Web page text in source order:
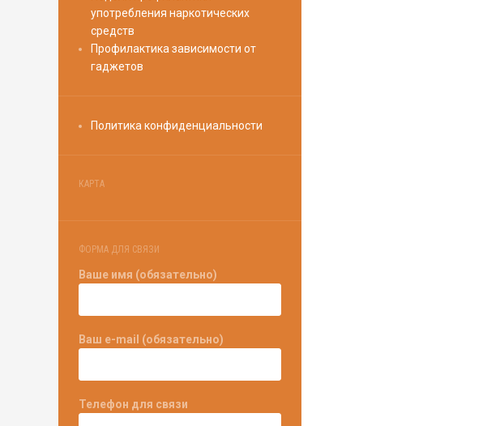
употребления наркотических
средств
Профилактика зависимости от
гаджетов
Политика конфиденциальности
КАРТА
ФОРМА ДЛЯ СВЯЗИ
Ваше имя (обязательно)
Ваш e-mail (обязательно)
Телефон для связи